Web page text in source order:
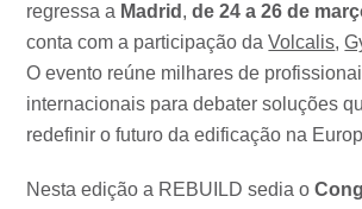
regressa a Madrid ,de 24 a 26 de
conta com a participação daVolcalis,
O evento reúne milhares de
internacionais para debater soluções
redefinir o futuro da edificação na
Nesta edição a REBUILD sedia o